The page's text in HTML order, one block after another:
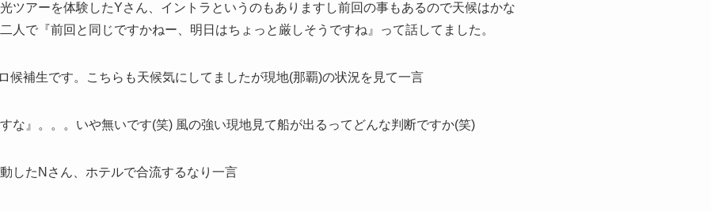
ツアーを体験したYさん、イントラというのもありますし前回の事もあるので天候はかな
人で『前回と同じですかねー、明日はちょっと厳しそうですね』って話してました。
候補生です。こちらも天候気にしてましたが現地(那覇)の状況を見て一言
な』。。。いや無いです(笑) 風の強い現地見て船が出るってどんな判断ですか(笑)
したNさん、ホテルで合流するなり一言